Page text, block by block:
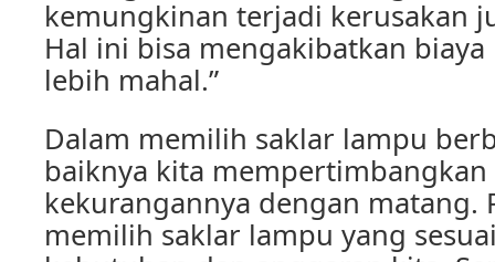
kemungkinan terjadi kerusakan
Hal ini bisa mengakibatkan
lebih mahal.”
Dalam memilih saklar lampu
baiknya kita
kekurangannya dengan matang.
memilih saklar lampu yang